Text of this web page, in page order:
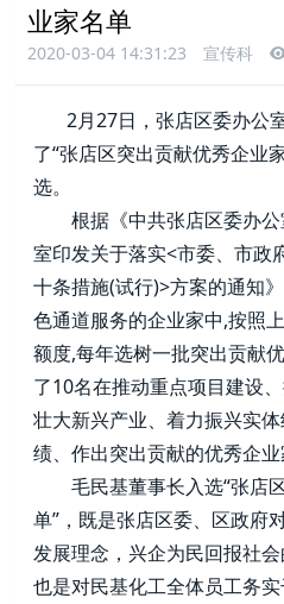
业家名单
2020-03-04 14:31:23 宣传科
2月27日，张店区委办公
了“张店区突出贡献优秀企业
选。
根据《中共张店区委办公
室印发关于落实<市委、市政
十条措施(试行)>方案的通知
色通道服务的企业家中,按照
额度,每年选树一批突出贡献
了10名在推动重点项目建设
壮大新兴产业、着力振兴实
绩、作出突出贡献的优秀企业
毛民基董事长入选“张店
单”，既是张店区委、区政府
发展理念，兴企为民回报社
也是对民基化工全体员工务